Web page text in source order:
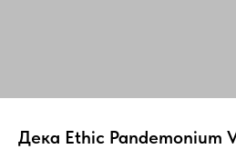
Дека Ethic Pandemonium